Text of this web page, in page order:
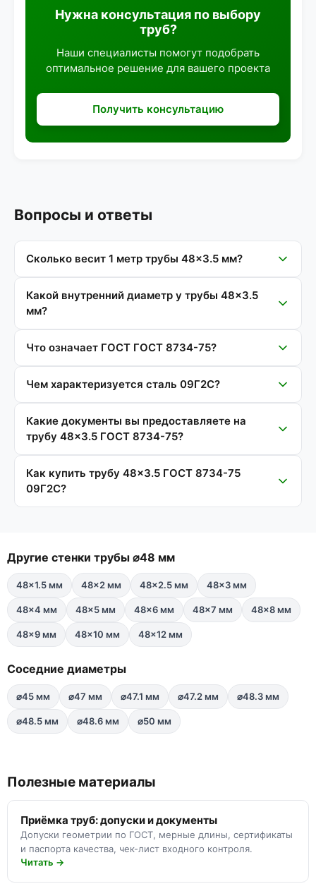
Нужна консультация по выбору
труб?
Наши специалисты помогут подобрать
оптимальное решение для вашего проекта
Получить консультацию
Вопросы и ответы
Сколько весит 1 метр трубы 48×3.5 мм?
Какой внутренний диаметр у трубы 48×3.5
мм?
Что означает ГОСТ ГОСТ 8734-75?
Чем характеризуется сталь 09Г2С?
Какие документы вы предоставляете на
трубу 48×3.5 ГОСТ 8734-75?
Как купить трубу 48×3.5 ГОСТ 8734-75
09Г2С?
Другие стенки трубы ⌀48 мм
48×1.5 мм 48×2 мм 48×2.5 мм 48×3 мм
48×4 мм 48×5 мм 48×6 мм 48×7 мм 48×8 мм
48×9 мм 48×10 мм 48×12 мм
Соседние диаметры
⌀45 мм ⌀47 мм ⌀47.1 мм ⌀47.2 мм ⌀48.3 мм
⌀48.5 мм ⌀48.6 мм ⌀50 мм
Полезные материалы
Приёмка труб: допуски и документы
Допуски геометрии по ГОСТ, мерные длины, сертификаты
и паспорта качества, чек-лист входного контроля.
Читать →